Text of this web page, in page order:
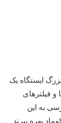
ایستگاه یک
و فیلترهای
به این
بهره ببرند